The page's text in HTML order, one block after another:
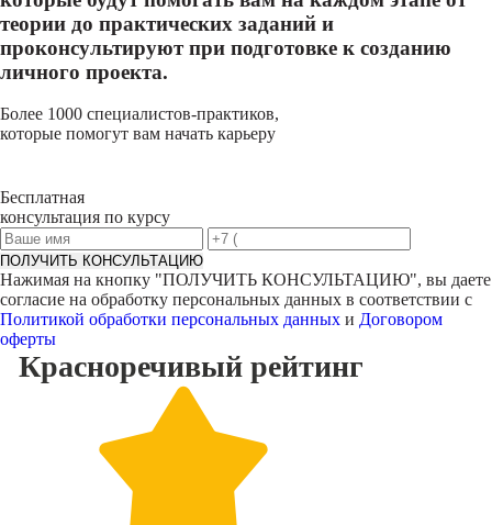
теории до практических заданий и
проконсультируют при подготовке к созданию
личного проекта.
Более 1000 специалистов-практиков,
которые помогут вам начать карьеру
Бесплатная
консультация по курсу
ПОЛУЧИТЬ КОНСУЛЬТАЦИЮ
Нажимая на кнопку "ПОЛУЧИТЬ КОНСУЛЬТАЦИЮ", вы даете
согласие на обработку персональных данных в соответствии с
Политикой обработки персональных данных и Договором
оферты
Красноречивый рейтинг